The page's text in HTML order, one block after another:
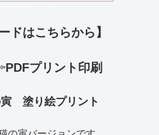
ドはこちらから】
⇦PDFプリント印刷
寅 塗り絵プリント